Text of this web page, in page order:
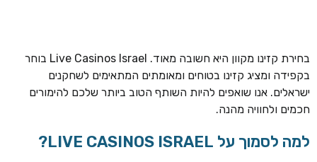
בחירת קזינו מקוון היא חשובה מאוד. Live Casinos Israel בוחר
בקפידה ומציג קזינו בטוחים ומאומתים המתאימים לשחקנים
ישראלים. אנו שואפים להיות השותף הטוב ביותר שלכם להימורים
חכמים ולחוויה מהנה.
למה לסמוך על LIVE CASINOS ISRAEL?